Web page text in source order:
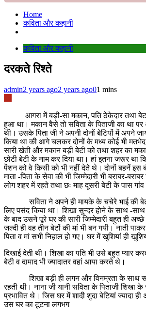
Home
कविता और कहानी
कविता और कहानी
दरकते रिश्ते
admin2 years ago2 years ago01 mins
आगरा में बड़ी-सा मकान, पति ठेकेदार तथा बेटा
हुआ था। मकान वैसे तो सविता के पिताजी का था
थी। उसके पिता जी ने अपनी दोनों बेटियों में अपने
किया था की आगे चलकर दोनों के मध्य कोई भी
सारी खेती और मकान बड़ी बेटी को तथा शहर का
छोटी बेटी के नाम कर दिया था। हां इतना जरूर था
पेंशन को वे किसी को भी नहीं देते थे। दोनों बहनें इस
माता -पिता के सेवा की भी जिम्मेदारी भी बराबर-
लोग शहर में रहते तथा छः माह दूसरी बेटी के पास गांव
सविता ने अपने ही मायके के चचेरे भाई की
लिए पसंद किया था। शिखा सुन्दर होने के साथ -साथ
के बाद उसने पूरे घर की सारी जिम्मेदारी बहुत ही
जल्दी ही वह तीन बेटों की मां भी बन गयी। नाती
पिता व मां सभी निहाल हो गए। घर में खुशियां ही
दिखाई देती थी। शिखा का पति भी उसे बहुत प्यार
बेटी व दामाद भी ज्यादातर वहां आया करते थे।
शिखा बड़ी ही लगन और विनम्रता के साथ
रहती थी। नाना जी यानी सविता के पिताजी शिखा
प्रभावित थे। जिस घर में शादी शुदा बेटियां ज्यादा
उस घर का टूटना लगभग